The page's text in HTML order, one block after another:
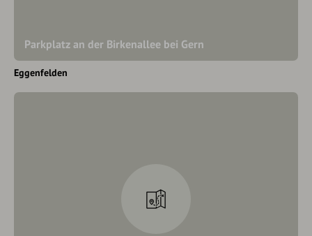
Parkplatz an der Birkenallee bei Gern
Eggenfelden